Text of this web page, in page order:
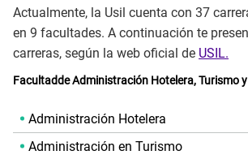
Actualmente, la Usil cuenta con 37
en 9 facultades. A continuación te
carreras, según la web oficial de USIL.
Facultadde Administración Hotelera, Turismo
Administración Hotelera
Administración en Turismo